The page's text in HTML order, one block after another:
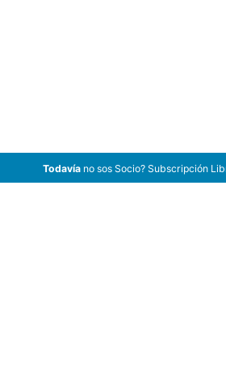
Todavíano sos Socio? Subscripción